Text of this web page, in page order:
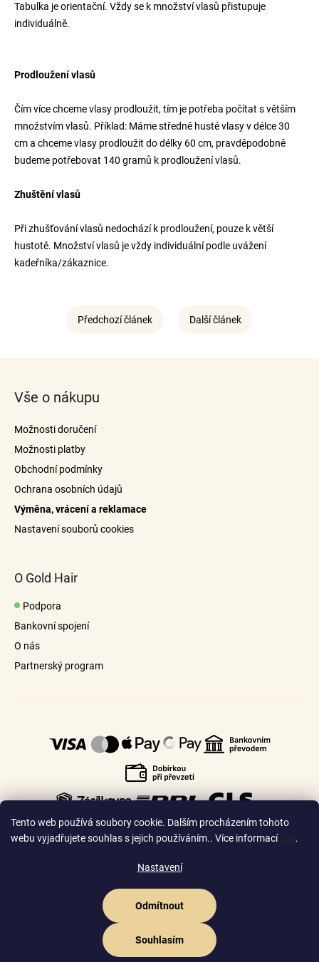
Tento web používá soubory cookie. Dalším procházením tohoto
webu vyjadřujete souhlas s jejich používáním.. Více informací
.
Nastavení
Odmítnout
Souhlasím
Tabulka je orientační. Vždy se k množství vlasů přistupuje
individuálně.
Prodloužení vlasů
Čím více chceme vlasy prodloužit, tím je potřeba počítat s větším
množstvím vlasů. Příklad: Máme středně husté vlasy v délce 30
cm a chceme vlasy prodloužit do délky 60 cm, pravděpodobně
budeme potřebovat 140 gramů k prodloužení vlasů.
Zhuštění vlasů
Při zhušťování vlasů nedochází k prodloužení, pouze k větší
hustotě. Množství vlasů je vždy individuální podle uvážení
kadeřníka/zákaznice.
Předchozí článek Další článek
Vše o nákupu
Možnosti doručení
Možnosti platby
Obchodní podmínky
Ochrana osobních údajů
Výměna, vrácení a reklamace
Nastavení souborů cookies
O Gold Hair
Podpora
Bankovní spojení
O nás
Partnerský program
Česko🇸🇰
Vytvořil Shoptet Premium
Copyright 2026
. Všechna práva vyhrazena.